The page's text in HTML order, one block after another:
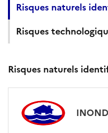
Risques naturels
Risques
Risques naturels